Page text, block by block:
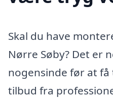
Skal du have
Nørre Søby? Det er
nogensinde før at
tilbud fra